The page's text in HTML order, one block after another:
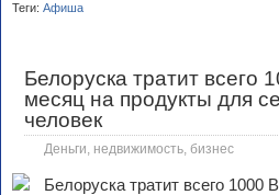
Теги: Афиша
Белоруска тратит всего
месяц на продукты для
человек
Деньги, недвижимость, бизнес